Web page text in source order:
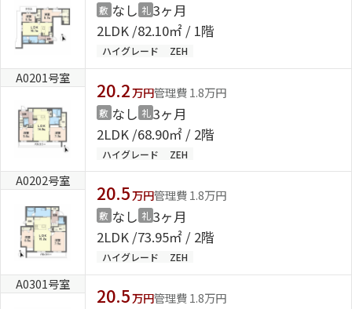
敷 なし 礼 3ヶ月
2LDK 82.10㎡ / 1階
ハイグレード ZEH
A0201号室
20.2万円管理費 1.8万円
敷 なし 礼 3ヶ月
2LDK 68.90㎡ / 2階
ハイグレード ZEH
A0202号室
20.5万円管理費 1.8万円
敷 なし 礼 3ヶ月
2LDK 73.95㎡ / 2階
ハイグレード ZEH
A0301号室
20.5万円管理費 1.8万円